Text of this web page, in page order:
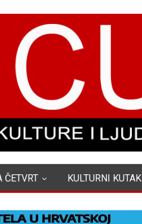
ČETVRT KULTURNI KUTAK